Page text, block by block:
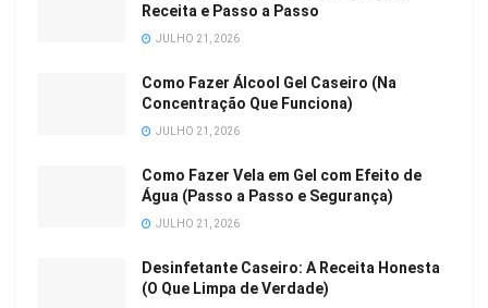
Receita e Passo a Passo
JULHO 21, 2026
Como Fazer Álcool Gel Caseiro (Na
Concentração Que Funciona)
JULHO 21, 2026
Como Fazer Vela em Gel com Efeito de
Água (Passo a Passo e Segurança)
JULHO 21, 2026
Desinfetante Caseiro: A Receita Honesta
(O Que Limpa de Verdade)